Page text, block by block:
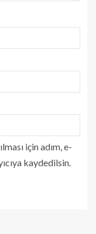
için adım, e-
kaydedilsin.